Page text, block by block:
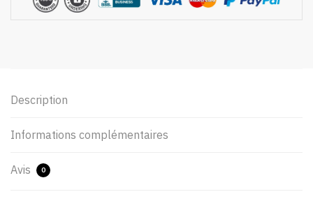
Description
Informations complémentaires
Avis 0